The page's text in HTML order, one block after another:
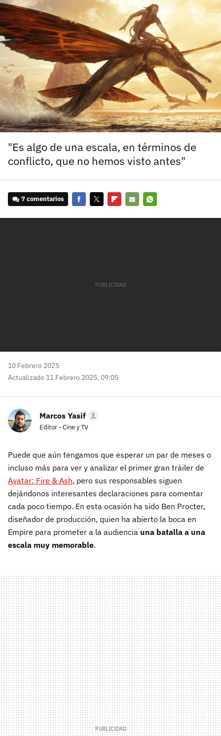
"Es algo de una escala, en términos de
conflicto, que no hemos visto antes"
7 comentarios
10 Febrero 2025
Actualizado 11 Febrero 2025, 09:05
Marcos Yasif
Editor - Cine y TV
Puede que aún tengamos que esperar un par de meses o
incluso más para ver y analizar el primer gran tráiler de
Avatar: Fire & Ash, pero sus responsables siguen
dejándonos interesantes declaraciones para comentar
cada poco tiempo. En esta ocasión ha sido Ben Procter,
diseñador de producción, quien ha abierto la boca en
Empire para prometer a la audiencia una batalla a una
escala muy memorable.
¿Todavía no tienes cuenta?
Regístrate gratis
El inicio de sesión con Facebook ya no está
disponible, pero puedes seguir usando tu cuenta
de 3DJuegos:
Recupera tu acceso con Facebook
carácter inicial), pero no mayúsculas, espacios, tildes
o caracteres especiales.
He leído y acepto lapolitica de privacidad y
de participación
Registrarse en 3DJuegos
Entra con Google
¿Ya tienes cuenta?